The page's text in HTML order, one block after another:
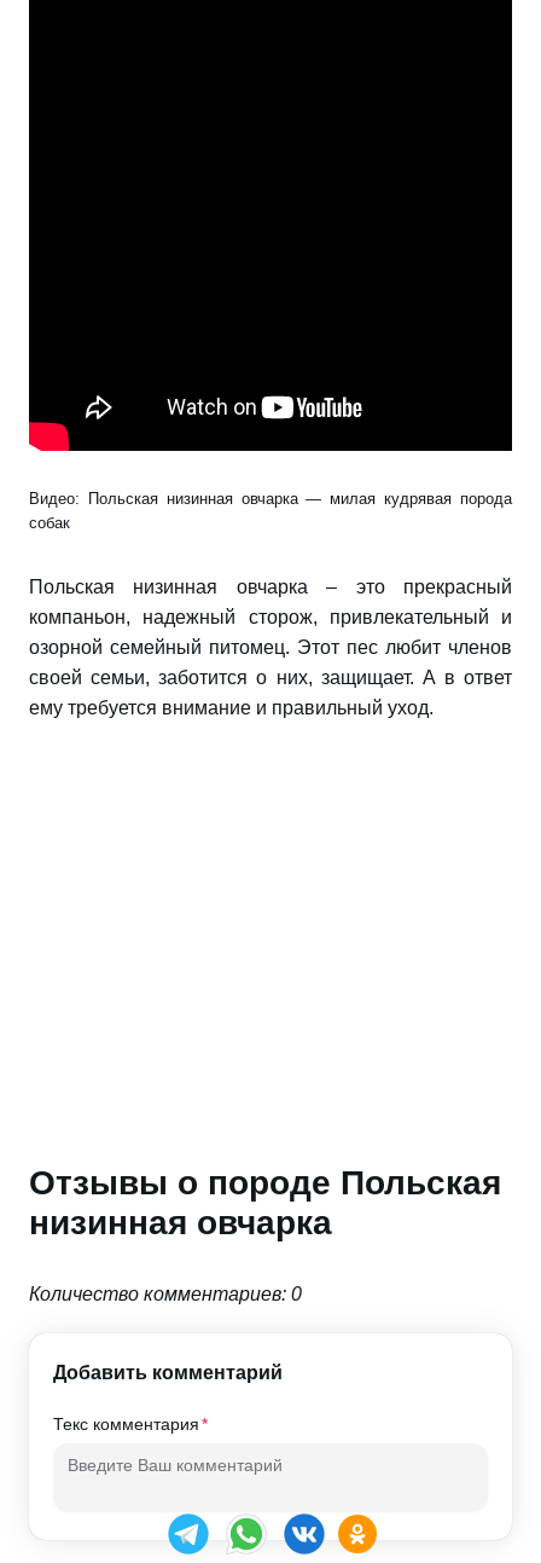
Видео: Польская низинная овчарка — милая кудрявая порода
собак
Польская низинная овчарка – это прекрасный
компаньон, надежный сторож, привлекательный и
озорной семейный питомец. Этот пес любит членов
своей семьи, заботится о них, защищает. А в ответ
ему требуется внимание и правильный уход.
Отзывы о породе Польская
низинная овчарка
Количество комментариев: 0
Добавить комментарий
Текс комментария